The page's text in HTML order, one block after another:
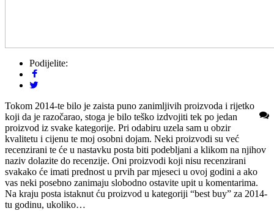
Podijelite:
Tokom 2014-te bilo je zaista puno zanimljivih proizvoda i rijetko
koji da je razočarao, stoga je bilo teško izdvojiti tek po jedan
proizvod iz svake kategorije. Pri odabiru uzela sam u obzir
kvalitetu i cijenu te moj osobni dojam. Neki proizvodi su već
recenzirani te će u nastavku posta biti podebljani a klikom na njihov
naziv dolazite do recenzije. Oni proizvodi koji nisu recenzirani
svakako će imati prednost u prvih par mjeseci u ovoj godini a ako
vas neki posebno zanimaju slobodno ostavite upit u komentarima.
Na kraju posta istaknut ću proizvod u kategoriji “best buy” za 2014-
tu godinu, ukoliko…